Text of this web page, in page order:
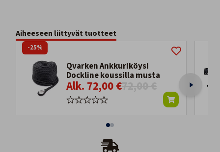
Aiheeseen liittyvät tuotteet
Qvarken Ankkuriköysi
Dockline koussilla musta
Alk. 72,00 €72,00 €
-25%